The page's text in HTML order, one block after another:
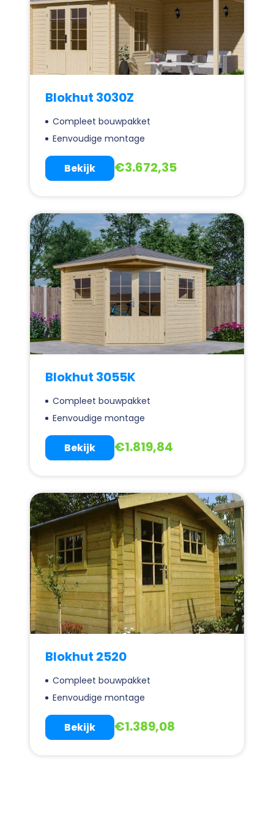
Blokhut 3030Z
Compleet bouwpakket
Eenvoudige montage
€3.672,35
Bekijk
Blokhut 3055K
Compleet bouwpakket
Eenvoudige montage
€1.819,84
Bekijk
Blokhut 2520
Compleet bouwpakket
Eenvoudige montage
€1.389,08
Bekijk